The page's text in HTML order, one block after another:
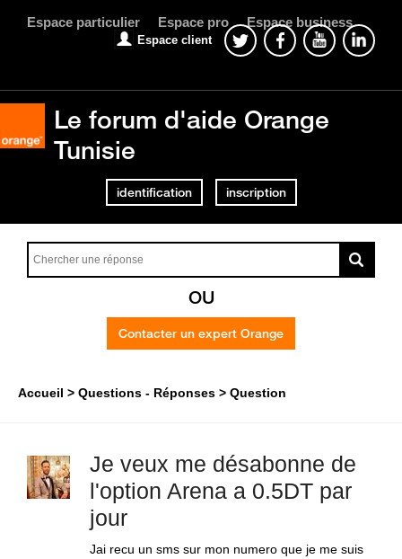
Espace particulier Espace pro Espace business
Espace client
Le forum d'aide Orange
Tunisie
identification inscription
OU
Contacter un expert Orange
Accueil Questions - Réponses Question
Je veux me désabonne de
l'option Arena a 0.5DT par
jour
Jai recu un sms sur mon numero que je me suis